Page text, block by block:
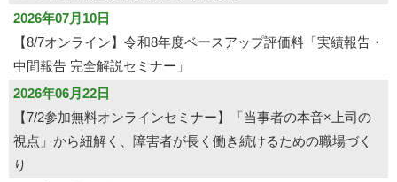
2026年07月10日
【8/7オンライン】令和8年度ベースアップ評価料「実績報告・
中間報告 完全解説セミナー」
2026年06月22日
【7/2参加無料オンラインセミナー】「当事者の本音×上司の
視点」から紐解く、障害者が長く働き続けるための職場づく
り